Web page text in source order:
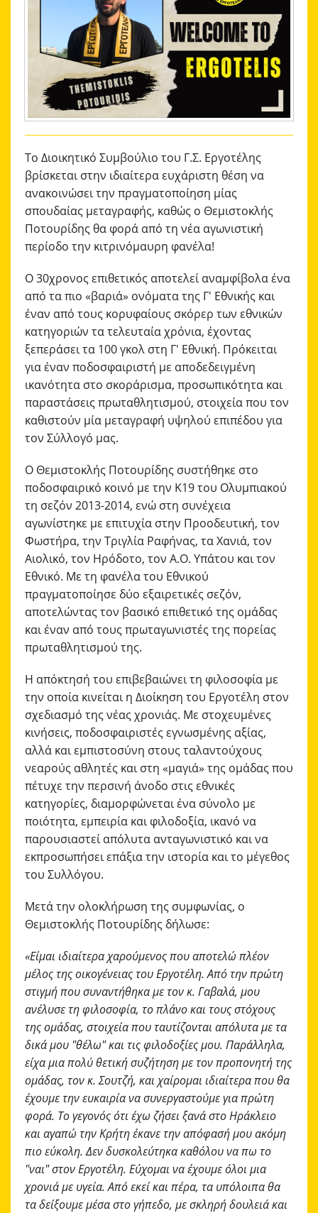
ΑΚΑΔΗΜΙΑ
ΜΠΑΣΚΕΤ
ΕΠΙΚΟΙΝΩΝΙΑ
Το Διοικητικό Συμβούλιο του Γ.Σ. Εργοτέλης
βρίσκεται στην ιδιαίτερα ευχάριστη θέση να
ανακοινώσει την πραγματοποίηση μίας
σπουδαίας μεταγραφής, καθώς ο Θεμιστοκλής
Ποτουρίδης θα φορά από τη νέα αγωνιστική
περίοδο την κιτρινόμαυρη φανέλα!
Ο 30χρονος επιθετικός αποτελεί αναμφίβολα ένα
από τα πιο «βαριά» ονόματα της Γ' Εθνικής και
έναν από τους κορυφαίους σκόρερ των εθνικών
κατηγοριών τα τελευταία χρόνια, έχοντας
ξεπεράσει τα 100 γκολ στη Γ' Εθνική. Πρόκειται
για έναν ποδοσφαιριστή με αποδεδειγμένη
ικανότητα στο σκοράρισμα, προσωπικότητα και
παραστάσεις πρωταθλητισμού, στοιχεία που τον
καθιστούν μία μεταγραφή υψηλού επιπέδου για
τον Σύλλογό μας.
Ο Θεμιστοκλής Ποτουρίδης συστήθηκε στο
ποδοσφαιρικό κοινό με την Κ19 του Ολυμπιακού
τη σεζόν 2013-2014, ενώ στη συνέχεια
αγωνίστηκε με επιτυχία στην Προοδευτική, τον
Φωστήρα, την Τριγλία Ραφήνας, τα Χανιά, τον
Αιολικό, τον Ηρόδοτο, τον Α.Ο. Υπάτου και τον
Εθνικό. Με τη φανέλα του Εθνικού
πραγματοποίησε δύο εξαιρετικές σεζόν,
αποτελώντας τον βασικό επιθετικό της ομάδας
και έναν από τους πρωταγωνιστές της πορείας
πρωταθλητισμού της.
Η απόκτησή του επιβεβαιώνει τη φιλοσοφία με
την οποία κινείται η Διοίκηση του Εργοτέλη στον
σχεδιασμό της νέας χρονιάς. Με στοχευμένες
κινήσεις, ποδοσφαιριστές εγνωσμένης αξίας,
αλλά και εμπιστοσύνη στους ταλαντούχους
νεαρούς αθλητές και στη «μαγιά» της ομάδας που
πέτυχε την περσινή άνοδο στις εθνικές
κατηγορίες, διαμορφώνεται ένα σύνολο με
ποιότητα, εμπειρία και φιλοδοξία, ικανό να
παρουσιαστεί απόλυτα ανταγωνιστικό και να
εκπροσωπήσει επάξια την ιστορία και το μέγεθος
του Συλλόγου.
Μετά την ολοκλήρωση της συμφωνίας, ο
Θεμιστοκλής Ποτουρίδης δήλωσε:
«Είμαι ιδιαίτερα χαρούμενος που αποτελώ πλέον
μέλος της οικογένειας του Εργοτέλη. Από την πρώτη
στιγμή που συναντήθηκα με τον κ. Γαβαλά, μου
ανέλυσε τη φιλοσοφία, το πλάνο και τους στόχους
της ομάδας, στοιχεία που ταυτίζονται απόλυτα με τα
δικά μου "θέλω" και τις φιλοδοξίες μου. Παράλληλα,
είχα μια πολύ θετική συζήτηση με τον προπονητή της
ομάδας, τον κ. Σουτζή, και χαίρομαι ιδιαίτερα που θα
έχουμε την ευκαιρία να συνεργαστούμε για πρώτη
φορά. Το γεγονός ότι έχω ζήσει ξανά στο Ηράκλειο
και αγαπώ την Κρήτη έκανε την απόφασή μου ακόμη
πιο εύκολη. Δεν δυσκολεύτηκα καθόλου να πω το
"ναι" στον Εργοτέλη. Εύχομαι να έχουμε όλοι μια
χρονιά με υγεία. Από εκεί και πέρα, τα υπόλοιπα θα
τα δείξουμε μέσα στο γήπεδο, με σκληρή δουλειά και